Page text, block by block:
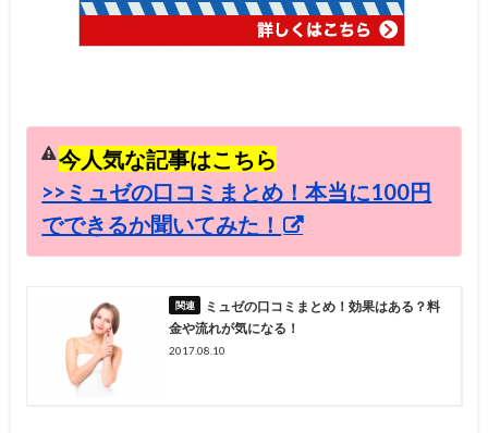
今人気な記事はこちら
>>ミュゼの口コミまとめ！本当に100円
でできるか聞いてみた！
ミュゼの口コミまとめ！効果はある？料
金や流れが気になる！
2017.08.10